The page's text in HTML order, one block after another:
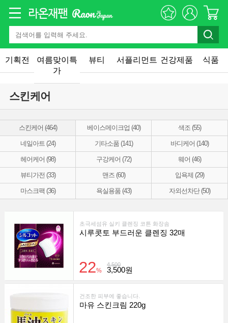
기획전
여름맞이특
가
뷰티 서플리먼트 건강제품 식품
스킨케어
스킨케어 (464) 베이스메이크업 (40) 색조 (55)
네일아트 (24) 기타소품 (141) 바디케어 (140)
헤어케어 (98) 구강케어 (72) 웨어 (46)
뷰티가전 (33) 맨즈 (60) 입욕제 (29)
마스크팩 (36) 욕실용품 (43) 자외선차단 (50)
초극세섬유 실키 클렌징 코튼 화장솜
시루콧토 부드러운 클렌징 32매
4,500
22% 3,500원
건조한 피부에 좋습니다.
마유 스킨크림 220g